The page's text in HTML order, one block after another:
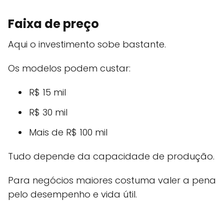
Faixa de preço
Aqui o investimento sobe bastante.
Os modelos podem custar:
R$ 15 mil
R$ 30 mil
Mais de R$ 100 mil
Tudo depende da capacidade de produção.
Para negócios maiores costuma valer a pena
pelo desempenho e vida útil.